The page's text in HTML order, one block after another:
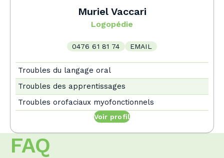
Muriel Vaccari
Logopédie
0476 61 81 74 EMAIL
Troubles du langage oral
Troubles des apprentissages
Troubles orofaciaux myofonctionnels
Voir profil
FAQ